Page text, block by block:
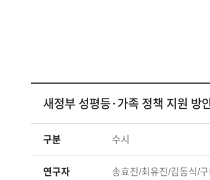
Development
Institute
새정부 성평등·가족 정책 지원 방
구분 수시
연구자 송효진/최유진/김동식/